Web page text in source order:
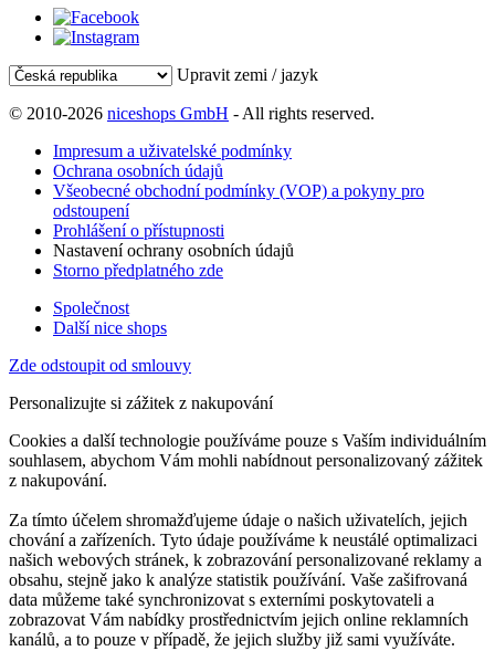
Upravit zemi / jazyk
© 2010-2026 niceshops GmbH - All rights reserved.
Impresum a uživatelské podmínky
Ochrana osobních údajů
Všeobecné obchodní podmínky (VOP) a pokyny pro
odstoupení
Prohlášení o přístupnosti
Nastavení ochrany osobních údajů
Storno předplatného zde
Společnost
Další nice shops
Zde odstoupit od smlouvy
Personalizujte si zážitek z nakupování
Cookies a další technologie používáme pouze s Vaším individuálním
souhlasem, abychom Vám mohli nabídnout personalizovaný zážitek
z nakupování.
Za tímto účelem shromažďujeme údaje o našich uživatelích, jejich
chování a zařízeních. Tyto údaje používáme k neustálé optimalizaci
našich webových stránek, k zobrazování personalizované reklamy a
obsahu, stejně jako k analýze statistik používání. Vaše zašifrovaná
data můžeme také synchronizovat s externími poskytovateli a
zobrazovat Vám nabídky prostřednictvím jejich online reklamních
kanálů, a to pouze v případě, že jejich služby již sami využíváte.